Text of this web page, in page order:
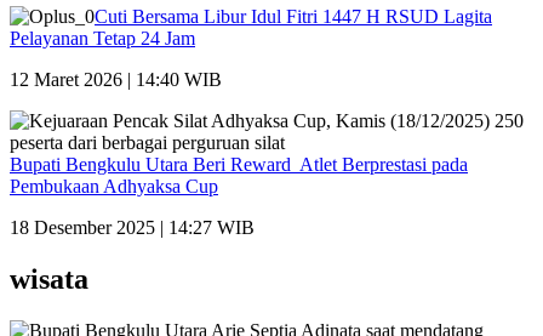
Cuti Bersama Libur Idul Fitri 1447 H RSUD Lagita
Pelayanan Tetap 24 Jam
12 Maret 2026 | 14:40 WIB
Bupati Bengkulu Utara Beri Reward Atlet Berprestasi pada
Pembukaan Adhyaksa Cup
18 Desember 2025 | 14:27 WIB
wisata